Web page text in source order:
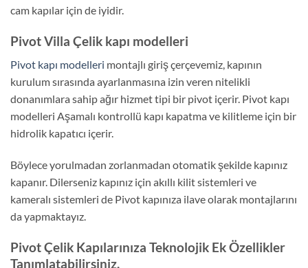
cam kapılar için de iyidir.
Pivot Villa Çelik kapı modelleri
Pivot kapı modelleri montajlı giriş çerçevemiz, kapının
kurulum sırasında ayarlanmasına izin veren nitelikli
donanımlara sahip ağır hizmet tipi bir pivot içerir. Pivot kapı
modelleri Aşamalı kontrollü kapı kapatma ve kilitleme için bir
hidrolik kapatıcı içerir.
Böylece yorulmadan zorlanmadan otomatik şekilde kapınız
kapanır. Dilerseniz kapınız için akıllı kilit sistemleri ve
kameralı sistemleri de Pivot kapınıza ilave olarak montajlarını
da yapmaktayız.
Pivot Çelik Kapılarınıza Teknolojik Ek Özellikler
Tanımlatabilirsiniz.